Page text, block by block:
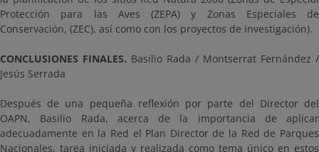
Protección para las Aves (ZEPA) y Zonas Especiales de
Conservación, (ZEC), así como con los proyectos de investigación).
CONCLUSIONES FINALES. Basilio Rada / Montserrat Fernández /
Jesús Serrada
Después de una pequeña reflexión por parte del Director del
OAPN, Basilio Rada, acerca de la importancia de aplicar
adecuadamente en la Red el Plan Director de la Red de Parques
Nacionales, tarea iniciada y realizada como tema único en estos